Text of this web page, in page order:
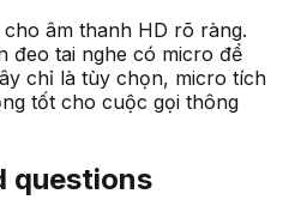
âm thanh HD rõ ràng.
đeo tai nghe có micro để
chỉ là tùy chọn, micro tích
tốt cho cuộc gọi thông
questions